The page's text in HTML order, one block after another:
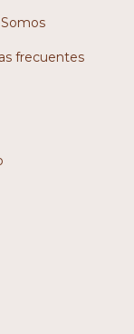
frecuentes